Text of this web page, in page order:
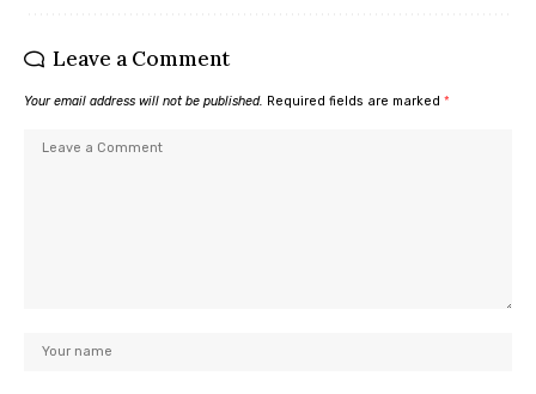
Leave a Comment
Your email address will not be published. Required fields are marked *